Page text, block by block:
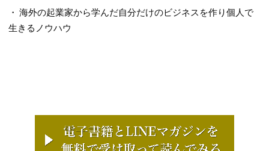
・ 海外の起業家から学んだ自分だけのビジネスを作り個人で
生きるノウハウ